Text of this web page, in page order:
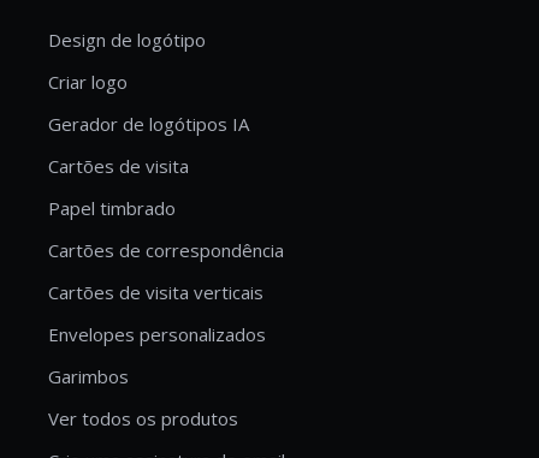
Design de logótipo
Criar logo
Gerador de logótipos IA
Cartões de visita
Papel timbrado
Cartões de correspondência
Cartões de visita verticais
Envelopes personalizados
Garimbos
Ver todos os produtos